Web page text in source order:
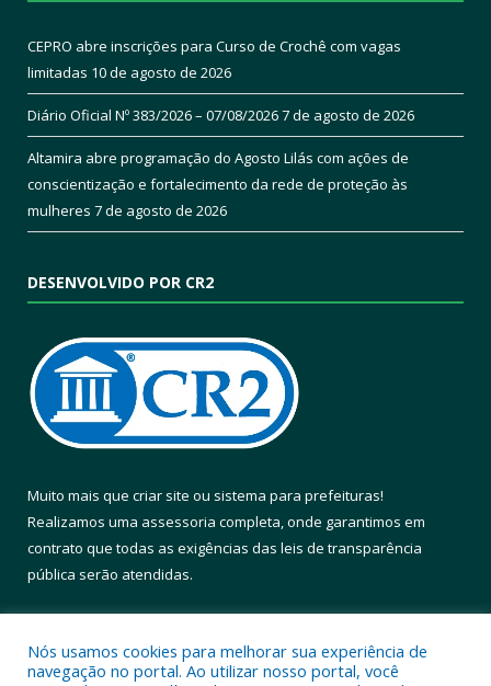
CEPRO abre inscrições para Curso de Crochê com vagas
limitadas 10 de agosto de 2026
Diário Oficial Nº 383/2026 – 07/08/20267 de agosto de 2026
Altamira abre programação do Agosto Lilás com ações de
conscientização e fortalecimento da rede de proteção às
mulheres 7 de agosto de 2026
DESENVOLVIDO POR CR2
Muito mais que criar site ou sistema para prefeituras!
Realizamos uma assessoria completa, onde garantimos em
contrato que todas as exigências das leis de transparência
pública serão atendidas.
Nós usamos cookies para melhorar sua experiência de
navegação no portal. Ao utilizar nosso portal, você